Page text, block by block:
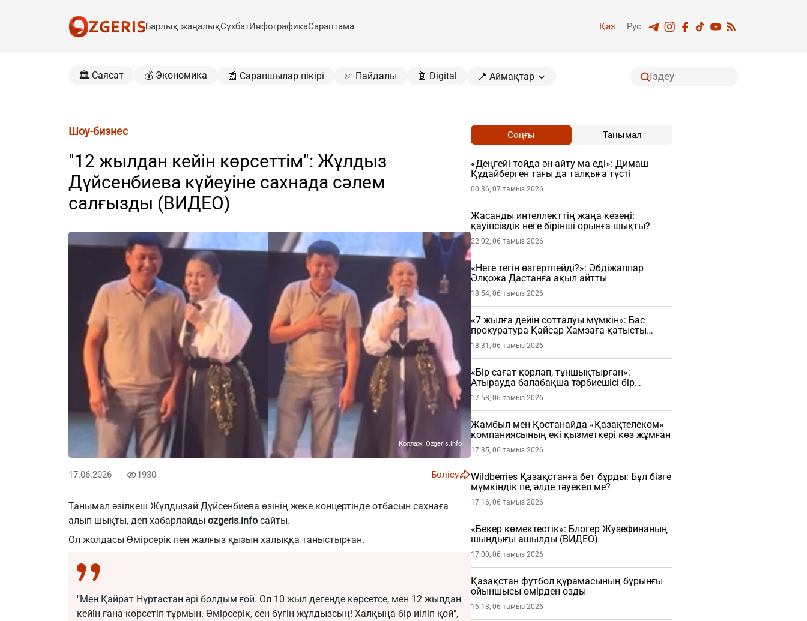
Барлық жаңалықСұхбатИнфографикаСараптама Қаз Рус
🏛️ Саясат 💰 Экономика 📰 Сарапшылар пікірі ✅ Пайдалы 🤖 Digital 📍 Аймақтар
Шоу-бизнес
"12 жылдан кейін көрсеттім": Жұлдыз
Дүйсенбиева күйеуіне сахнада сәлем
салғызды (ВИДЕО)
Коллаж: Ozgeris.info
17.06.2026 1930 Бөлісу
Танымал әзілкеш Жұлдызай Дүйсенбиева өзінің жеке концертінде отбасын сахнаға
алып шықты, деп хабарлайды ozgeris.info сайты.
Ол жолдасы Өмірсерік пен жалғыз қызын халыққа таныстырған.
"Мен Қайрат Нұртастан әрі болдым ғой. Ол 10 жыл дегенде көрсетсе, мен 12 жылдан
кейін ғана көрсетіп тұрмын. Өмірсерік, сен бүгін жұлдызсың! Халқыңа бір иіліп қой",
Соңғы Танымал
«Деңгейі тойда ән айту ма еді»: Димаш
Құдайберген тағы да талқыға түсті
00:36, 07 тамыз 2026
Жасанды интеллекттің жаңа кезеңі:
қауіпсіздік неге бірінші орынға шықты?
22:02, 06 тамыз 2026
«Неге тегін өзгертпейді?»: Әбдіжаппар
Әлқожа Дастанға ақыл айтты
18:54, 06 тамыз 2026
«7 жылға дейін сотталуы мүмкін»: Бас
прокуратура Қайсар Хамзаға қатысты
мәлімдеме жасады
18:31, 06 тамыз 2026
«Бір сағат қорлап, тұншықтырған»:
Атырауда балабақша тәрбиешісі бір
жастағы баланы ұрған (ВИДЕО)
17:58, 06 тамыз 2026
Жамбыл мен Қостанайда «Қазақтелеком»
компаниясының екі қызметкері көз жұмған
17:35, 06 тамыз 2026
Wildberries Қазақстанға бет бұрды: Бұл бізге
мүмкіндік пе, әлде тәуекел ме?
17:16, 06 тамыз 2026
«Бекер көмектестік»: Блогер Жузефинаның
шындығы ашылды (ВИДЕО)
17:00, 06 тамыз 2026
Қазақстан футбол құрамасының бұрынғы
ойыншысы өмірден озды
16:18, 06 тамыз 2026